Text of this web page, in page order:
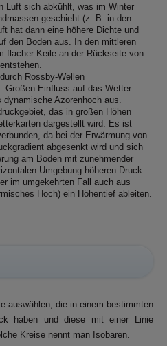
Luft sich abkühlt, was im Winter
geschieht (z. B. in den
hat dann eine höhere Dichte und
den Boden aus. In den mittleren
flacher Keile an der Rückseite von
Rossby-Wellen
Großen Einfluss auf das Wetter
Azorenhoch aus.
das in großen Höhen
dargestellt wird. Es ist
da bei der Erwärmung von
abgesenkt wird und sich
am Boden mit zunehmender
Umgebung höheren Druck
im umgekehrten Fall auch aus
Hoch) ein Höhentief ableiten.
auswählen, die in einem bestimmten
haben und diese mit einer Linie
Kreise nennt man Isobaren.